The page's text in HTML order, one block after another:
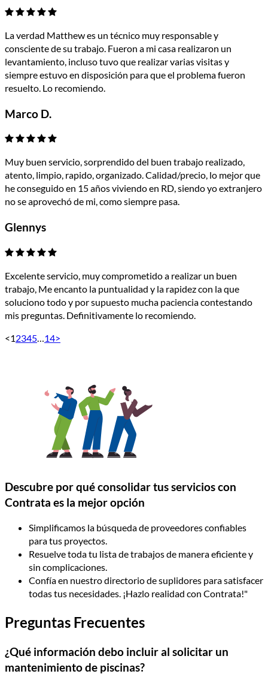
La verdad Matthew es un técnico muy responsable y
consciente de su trabajo. Fueron a mi casa realizaron un
levantamiento, incluso tuvo que realizar varias visitas y
siempre estuvo en disposición para que el problema fueron
resuelto. Lo recomiendo.
Marco D.
Muy buen servicio, sorprendido del buen trabajo realizado,
atento, limpio, rapido, organizado. Calidad/precio, lo mejor que
he conseguido en 15 años viviendo en RD, siendo yo extranjero
no se aprovechó de mi, como siempre pasa.
Glennys
Excelente servicio, muy comprometido a realizar un buen
trabajo, Me encanto la puntualidad y la rapidez con la que
soluciono todo y por supuesto mucha paciencia contestando
mis preguntas. Definitivamente lo recomiendo.
<12345 14>
Descubre por qué consolidar tus servicios con
Contrata es la mejor opción
Simplificamos la búsqueda de proveedores confiables
para tus proyectos.
Resuelve toda tu lista de trabajos de manera eficiente y
sin complicaciones.
Confía en nuestro directorio de suplidores para satisfacer
todas tus necesidades. ¡Hazlo realidad con Contrata!"
Preguntas Frecuentes
¿Qué información debo incluir al solicitar un
mantenimiento de piscinas?